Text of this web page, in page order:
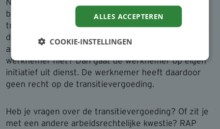
Nee, dan hoef je geen transitievergoeding te
betalen. Je hoeft als werkgever alleen een
transitievergoeding te betalen als de werknemer uit
dienst gaat op jouw initiatief. Wil jij de
arbeidsovereenkomst verlengen, maar de
werknemer niet? Dan gaat de werknemer op eigen
initiatief uit dienst. De werknemer heeft daardoor
geen recht op de transitievergoeding.
Heb je vragen over de transitievergoeding? Of zit je
met een andere arbeidsrechtelijke kwestie? RAP
ALLES ACCEPTEREN
COOKIE-INSTELLINGEN